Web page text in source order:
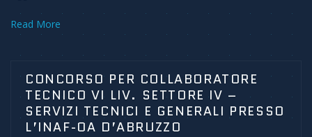
Read More
CONCORSO PER COLLABORATORE
TECNICO VI LIV. SETTORE IV –
SERVIZI TECNICI E GENERALI PRESSO
L’INAF-OA D’ABRUZZO